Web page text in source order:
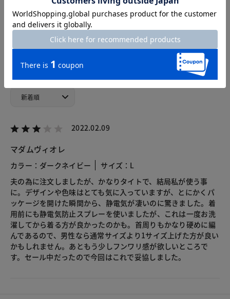
カスタマーレビュー
2022.02.09
マダムヴィオレ
カラー：ダークネイビー
サイズ：L
夫の為に注文しましたが、かなりタイトで、結局私が使う事
に。デザインや色味はとても気に入っていますが、とにかくパ
ッケージを開けた瞬間から、静電気が凄いのに驚きました。着
用前にも静電気防止スプレーを使いましたが、これは一度お洗
濯してから着る方が良かったのかも。首周りもかなり硬めに編
んであるので、男性なら通常サイズより1サイズ上げた方が良い
かもしれません。あともう少しフンワリ感が欲しいところで
す。セール中だったので今回はこれで妥協しました。